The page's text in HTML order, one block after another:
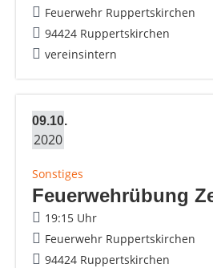
Feuerwehr Ruppertskirchen
94424 Ruppertskirchen
vereinsintern
09.10.
2020
Sonstiges
Feuerwehrübung
19:15 Uhr
Feuerwehr Ruppertskirchen
94424 Ruppertskirchen